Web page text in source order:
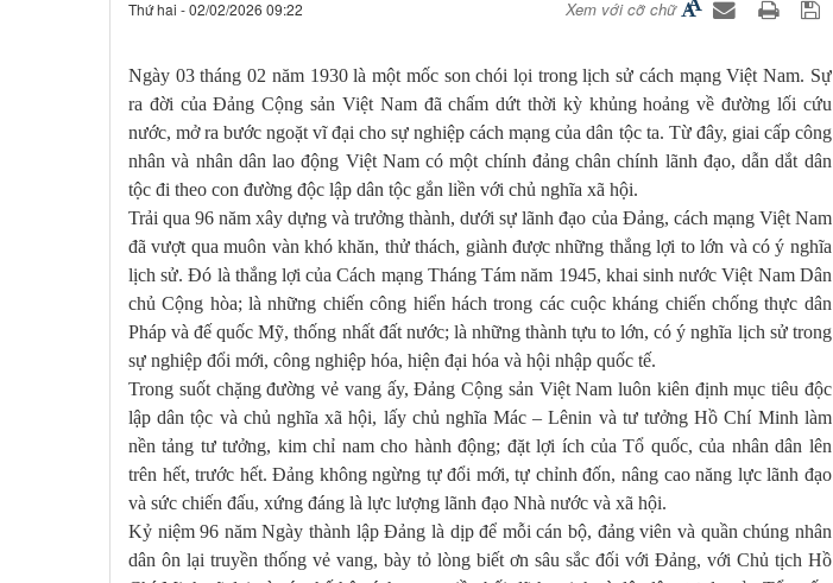
Thứ hai - 02/02/2026 09:22 Xem với cỡ chữ
Ngày 03 tháng 02 năm 1930 là một mốc son chói lọi trong lịch sử cách mạng Việt Nam. Sự
ra đời của Đảng Cộng sản Việt Nam đã chấm dứt thời kỳ khủng hoảng về đường lối cứu
nước, mở ra bước ngoặt vĩ đại cho sự nghiệp cách mạng của dân tộc ta. Từ đây, giai cấp công
nhân và nhân dân lao động Việt Nam có một chính đảng chân chính lãnh đạo, dẫn dắt dân
tộc đi theo con đường độc lập dân tộc gắn liền với chủ nghĩa xã hội.
Trải qua 96 năm xây dựng và trưởng thành, dưới sự lãnh đạo của Đảng, cách mạng Việt Nam
đã vượt qua muôn vàn khó khăn, thử thách, giành được những thắng lợi to lớn và có ý nghĩa
lịch sử. Đó là thắng lợi của Cách mạng Tháng Tám năm 1945, khai sinh nước Việt Nam Dân
chủ Cộng hòa; là những chiến công hiển hách trong các cuộc kháng chiến chống thực dân
Pháp và đế quốc Mỹ, thống nhất đất nước; là những thành tựu to lớn, có ý nghĩa lịch sử trong
sự nghiệp đổi mới, công nghiệp hóa, hiện đại hóa và hội nhập quốc tế.
Trong suốt chặng đường vẻ vang ấy, Đảng Cộng sản Việt Nam luôn kiên định mục tiêu độc
lập dân tộc và chủ nghĩa xã hội, lấy chủ nghĩa Mác – Lênin và tư tưởng Hồ Chí Minh làm
nền tảng tư tưởng, kim chỉ nam cho hành động; đặt lợi ích của Tổ quốc, của nhân dân lên
trên hết, trước hết. Đảng không ngừng tự đổi mới, tự chỉnh đốn, nâng cao năng lực lãnh đạo
và sức chiến đấu, xứng đáng là lực lượng lãnh đạo Nhà nước và xã hội.
Kỷ niệm 96 năm Ngày thành lập Đảng là dịp để mỗi cán bộ, đảng viên và quần chúng nhân
dân ôn lại truyền thống vẻ vang, bày tỏ lòng biết ơn sâu sắc đối với Đảng, với Chủ tịch Hồ